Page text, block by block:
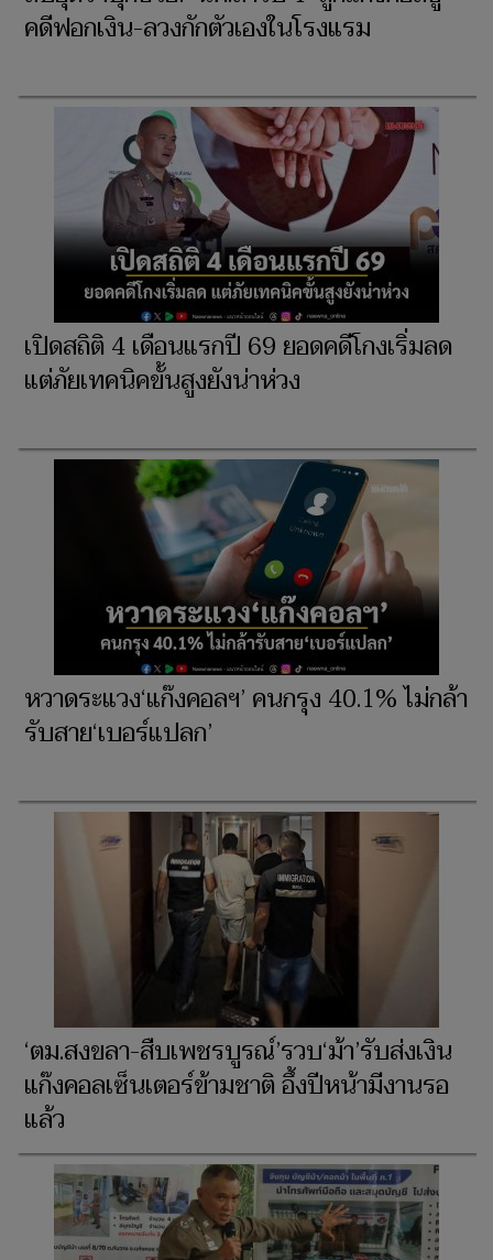
คดีฟอกเงิน-ลวงกักตัวเองในโรงแรม
เปิดสถิติ 4 เดือนแรกปี 69 ยอดคดีโกงเริ่มลด
แต่ภัยเทคนิคขั้นสูงยังน่าห่วง
หวาดระแวง‘แก๊งคอลฯ’ คนกรุง 40.1% ไม่กล้า
รับสาย‘เบอร์แปลก’
‘ตม.สงขลา-สืบเพชรบูรณ์’รวบ‘ม้า’รับส่งเงิน
แก๊งคอลเซ็นเตอร์ข้ามชาติ อึ้งปีหน้ามีงานรอ
แล้ว